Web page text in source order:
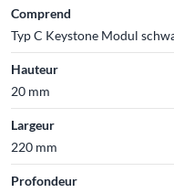
Comprend
Typ C Keystone Modul
Hauteur
20 mm
Largeur
220 mm
Profondeur